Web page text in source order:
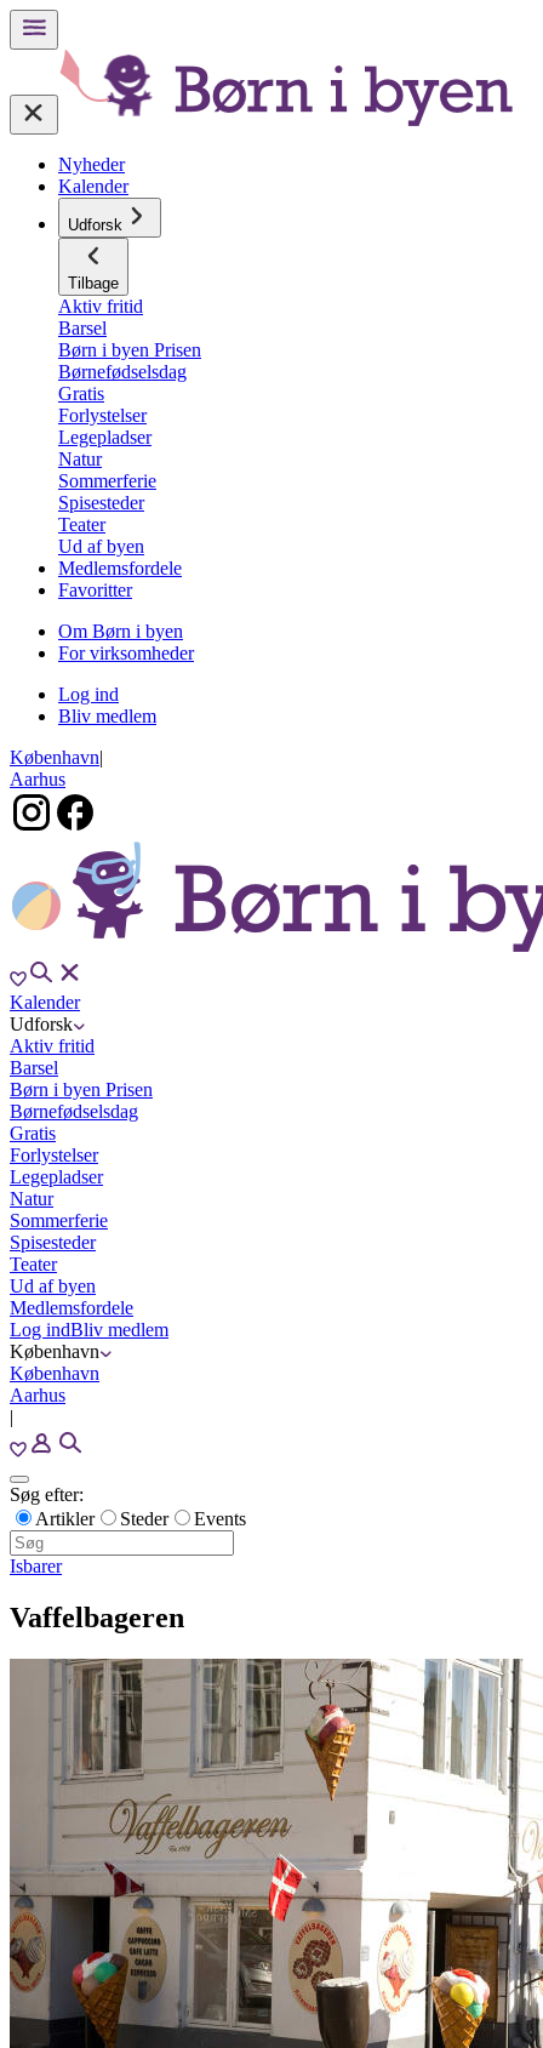
Nyheder
Kalender
Udforsk
Tilbage
Aktiv fritid
Barsel
Børn i byen Prisen
Børnefødselsdag
Gratis
Forlystelser
Legepladser
Natur
Sommerferie
Spisesteder
Teater
Ud af byen
Medlemsfordele
Favoritter
Om Børn i byen
For virksomheder
Log ind
Bliv medlem
København|
Aarhus
Kalender
Udforsk
Aktiv fritid
Barsel
Børn i byen Prisen
Børnefødselsdag
Gratis
Forlystelser
Legepladser
Natur
Sommerferie
Spisesteder
Teater
Ud af byen
Medlemsfordele
Log indBliv medlem
København
København
Aarhus
|
Søg efter:
Artikler
Steder Events
Isbarer
Vaffelbageren